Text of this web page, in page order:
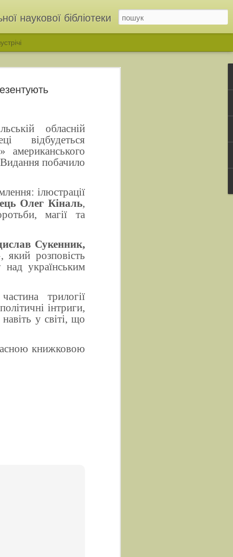
обласній
відбудеться
американського
побачило
ілюстрації
Олег Кіналь,
магії та
Сукенник,
, який розповість
українським
трилогії
інтриги,
у світі, що
книжковою
наукової бібліотеки
у бібліотеці відкрили родинну виставку родини Дмітрухів